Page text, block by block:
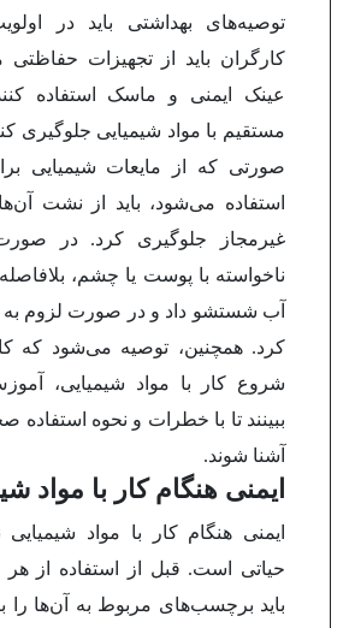
توصیه‌های بهداشتی باید در
کارگران باید از تجهیزات حفاظتی
عینک ایمنی و ماسک استفاده
مستقیم با مواد شیمیایی جلوگیری
صورتی که از مایعات شیمیایی
استفاده می‌شود، باید از نشت
غیرمجاز جلوگیری کرد. در
ناخواسته با پوست یا چشم،
آب شستشو داد و در صورت لزوم
کرد. همچنین، توصیه می‌شود که
شروع کار با مواد شیمیایی،
ببینند تا با خطرات و نحوه استفاده
آشنا شوند.
ایمنی هنگام کار با مواد
ایمنی هنگام کار با مواد
حیاتی است. قبل از استفاده از هر
باید برچسب‌های مربوط به آن‌ها را